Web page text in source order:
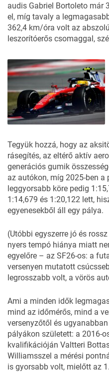
audis Gabriel Bortoleto
el, míg tavaly a
362,4 km/óra volt az
leszorítóerős csomaggal,
Tegyük hozzá, hogy az
rásegítés, az eltérő aktív
generációs gumik
az autókon, míg 2025-ben a
leggyorsabb köre pedig
1:14,679 és 1:20,122 lett,
egyenesekből áll egy pálya.
(Utóbbi egyszerre jó és
nyers tempó hiánya miatt
egyelőre – az SF26-os: a
versenyen mutatott
legrosszabb volt, a vörös
Ami a minden idők
mind az időmérős, mind a
versenyzőtől és
pályákon született: a 2016-
kvalifikációján Valtteri
Williamsszel a mérési
is gyorsabb volt, mielőtt az